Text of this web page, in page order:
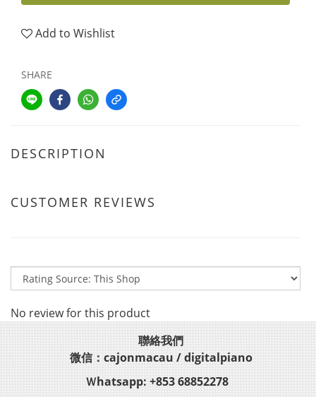
Add to Wishlist
SHARE
DESCRIPTION
CUSTOMER REVIEWS
No review for this product
聯絡我們
微信：cajonmacau / digitalpiano
Ｗhatsapp: +853 68852278